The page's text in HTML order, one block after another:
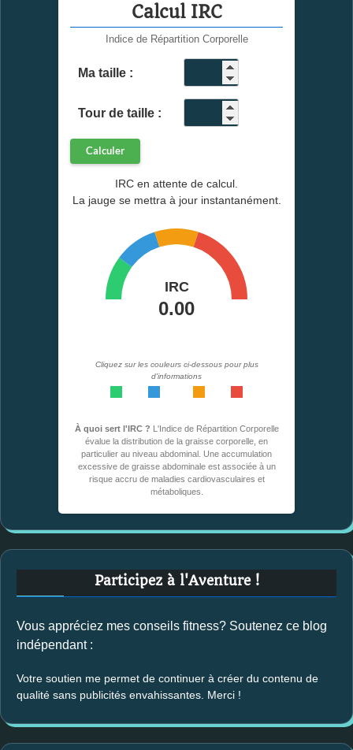
Calcul IRC
Indice de Répartition Corporelle
Ma taille :
Tour de taille :
Calculer
IRC en attente de calcul.
La jauge se mettra à jour instantanément.
Cliquez sur les couleurs ci-dessous pour plus
d'informations
À quoi sert l'IRC ? L'Indice de Répartition Corporelle
évalue la distribution de la graisse corporelle, en
particulier au niveau abdominal. Une accumulation
excessive de graisse abdominale est associée à un
risque accru de maladies cardiovasculaires et
métaboliques.
Participez à l'Aventure !
Vous appréciez mes conseils fitness? Soutenez ce blog
indépendant :
Votre soutien me permet de continuer à créer du contenu de
qualité sans publicités envahissantes. Merci !